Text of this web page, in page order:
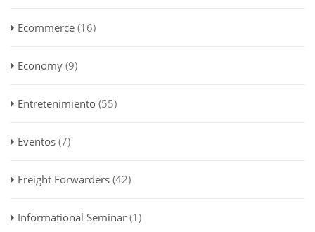
Ecommerce (16)
Economy (9)
Entretenimiento (55)
Eventos (7)
Freight Forwarders (42)
Informational Seminar (1)